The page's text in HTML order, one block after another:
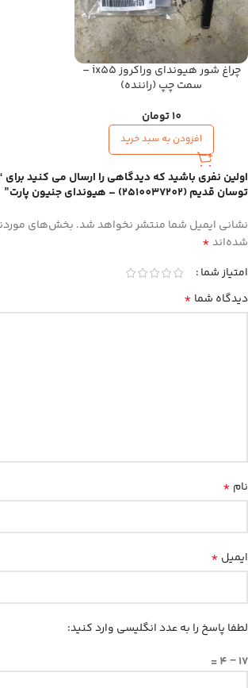
چراغ شور هیوندای وراکروز ix55 –
سمت چپ (راننده)
10تومان
افزودن به سبد خرید
توسان قدیم (2510037202) – هیوندای جنیون پارت”
نشانی ایمیل شما منتشر نخواهد شد. بخش‌های
شده‌اند*
امتیاز شما
دیدگاه شما *
نام *
ایمیل *
لطفا پاسخ را به عدد انگلیسی وارد کنید:
17 − 4 =